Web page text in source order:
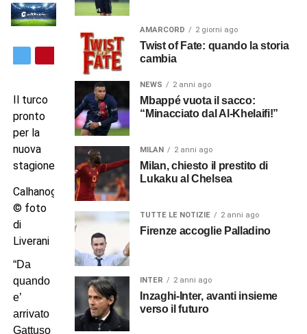
Il turco
pronto
per la
nuova
stagione
Calhanoglu
© foto
di
Liverani
“Da
quando
e’
arrivato
Gattuso
AMARCORD 2 giorni ago
Twist of Fate: quando la storia
cambia
NEWS 2 anni ago
Mbappé vuota il sacco:
“Minacciato dal Al-Khelaifi!”
MILAN 2 anni ago
Milan, chiesto il prestito di
Lukaku al Chelsea
TUTTE LE NOTIZIE 2 anni ago
Firenze accoglie Palladino
INTER 2 anni ago
Inzaghi-Inter, avanti insieme
verso il futuro